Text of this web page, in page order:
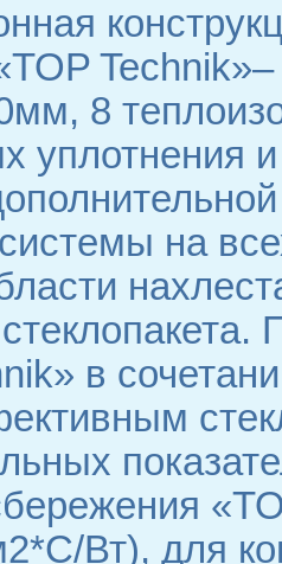
8
уплотнения
на
в
Вт), для